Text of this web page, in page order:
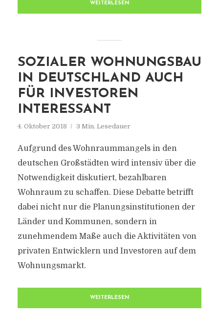
WEITERLESEN
SOZIALER WOHNUNGSBAU
IN DEUTSCHLAND AUCH
FÜR INVESTOREN
INTERESSANT
4. Oktober 2018 3 Min. Lesedauer
Aufgrund des Wohnraummangels in den
deutschen Großstädten wird intensiv über die
Notwendigkeit diskutiert, bezahlbaren
Wohnraum zu schaffen. Diese Debatte betrifft
dabei nicht nur die Planungsinstitutionen der
Länder und Kommunen, sondern in
zunehmendem Maße auch die Aktivitäten von
privaten Entwicklern und Investoren auf dem
Wohnungsmarkt.
WEITERLESEN